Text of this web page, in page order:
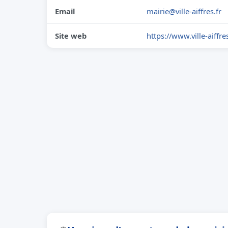
Email mairie@ville-aiffres.fr
Site web https://www.ville-